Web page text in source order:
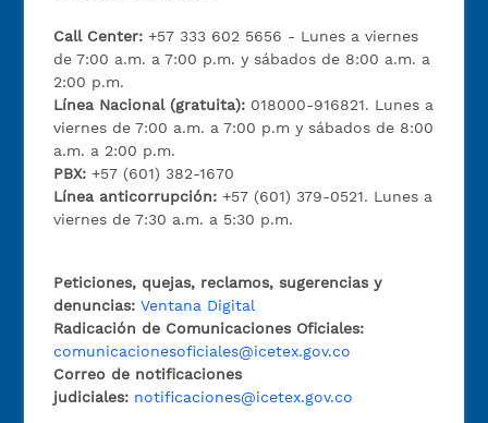
Call Center:+57 333 602 5656 - Lunes a viernes
de 7:00 a.m. a 7:00 p.m. y sábados de 8:00 a.m. a
2:00 p.m.
Línea Nacional (gratuita): 018000-916821. Lunes a
viernes de 7:00 a.m. a 7:00 p.m y sábados de 8:00
a.m. a 2:00 p.m.
PBX:+57 (601) 382-1670
Línea anticorrupción:+57 (601) 379-0521. Lunes a
viernes de 7:30 a.m. a 5:30 p.m.
Peticiones, quejas, reclamos, sugerencias y
denuncias: Ventana Digital
Radicación de Comunicaciones Oficiales:
comunicacionesoficiales@icetex.gov.co
Correo de notificaciones
judiciales: notificaciones@icetex.gov.co